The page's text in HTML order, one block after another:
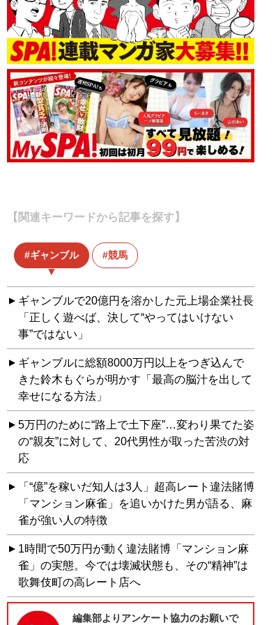
【関連キーワードから記事を探す】
ギャンブル 競馬
ギャンブルで20億円を溶かした元上場企業社長
「正しく遊べば、決して“やってはいけない
事”ではない」
ギャンブルに総額8000万円以上をつぎ込んで
きた鈴木もぐらが明かす「最高の脳汁を出して
幸せになる方法」
5万円のために“路上で土下座”…変わり果てた姿
の“親友”に対して、20代男性が取った苦渋の対
応
「“億”を稼いだ知人は3人」超高レート違法賭博
「マンション麻雀」を追いかけた男が語る、麻
雀が強い人の特徴
1時間で50万円が動く違法賭博「マンション麻
雀」の実態。今では壊滅状態も、その“精神”は
歌舞伎町の高レート店へ